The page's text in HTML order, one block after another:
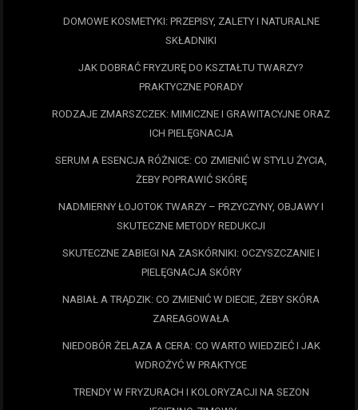
DOMOWE KOSMETYKI: PRZEPISY, ZALETY I NATURALNE
SKŁADNIKI
JAK DOBRAĆ FRYZURĘ DO KSZTAŁTU TWARZY?
PRAKTYCZNE PORADY
RODZAJE ZMARSZCZEK: MIMICZNE I GRAWITACYJNE ORAZ
ICH PIELĘGNACJA
SERUM A ESENCJA RÓŻNICE: CO ZMIENIĆ W STYLU ŻYCIA,
ŻEBY POPRAWIĆ SKÓRĘ
NADMIERNY ŁOJOTOK TWARZY – PRZYCZYNY, OBJAWY I
SKUTECZNE METODY REDUKCJI
SKUTECZNE ZABIEGI NA ZASKÓRNIKI: OCZYSZCZANIE I
PIELĘGNACJA SKÓRY
NABIAŁ A TRĄDZIK: CO ZMIENIĆ W DIECIE, ŻEBY SKÓRA
ZAREAGOWAŁA
NIEDOBÓR ŻELAZA A CERA: CO WARTO WIEDZIEĆ I JAK
WDROŻYĆ W PRAKTYCE
TRENDY W FRYZURACH I KOLORYZACJI NA SEZON